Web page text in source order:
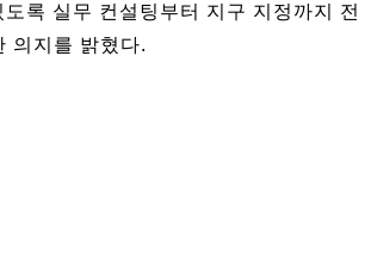
록 실무 컨설팅부터 지구 지정까지 전
의지를 밝혔다.